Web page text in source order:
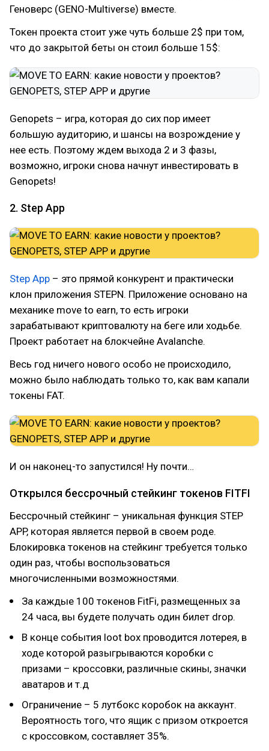
Геноверс (GENO-Multiverse) вместе.
Токен проекта стоит уже чуть больше 2$ при том,
что до закрытой беты он стоил больше 15$:
Genopets – игра, которая до сих пор имеет
большую аудиторию, и шансы на возрождение у
нее есть. Поэтому ждем выхода 2 и 3 фазы,
возможно, игроки снова начнут инвестировать в
Genopets!
2. Step App
Step App – это прямой конкурент и практически
клон приложения STEPN. Приложение основано на
механике move to earn, то есть игроки
зарабатывают криптовалюту на беге или ходьбе.
Проект работает на блокчейне Avalanche.
Весь год ничего нового особо не происходило,
можно было наблюдать только то, как вам капали
токены FAT.
И он наконец-то запустился! Ну почти…
Открылся бессрочный стейкинг токенов FITFI
Бессрочный стейкинг – уникальная функция STEP
APP, которая является первой в своем роде.
Блокировка токенов на стейкинг требуется только
один раз, чтобы воспользоваться
многочисленными возможностями.
За каждые 100 токенов FitFi, размещенных за
24 часа, вы будете получать один билет drop.
В конце события loot box проводится лотерея, в
ходе которой разыгрываются коробки с
призами – кроссовки, различные скины, значки
аватаров и т.д
Ограничение – 5 лутбокс коробок на аккаунт.
Вероятность того, что ящик с призом откроется
с кроссовком, составляет 35%.